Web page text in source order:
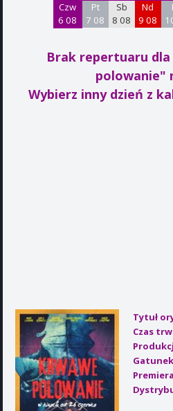
Czw
6 08
Pt
7 08
Sb
8 08
Nd
9 08
Brak repertuaru
polowanie"
Wybierz inny dzień z
Tytuł
Czas